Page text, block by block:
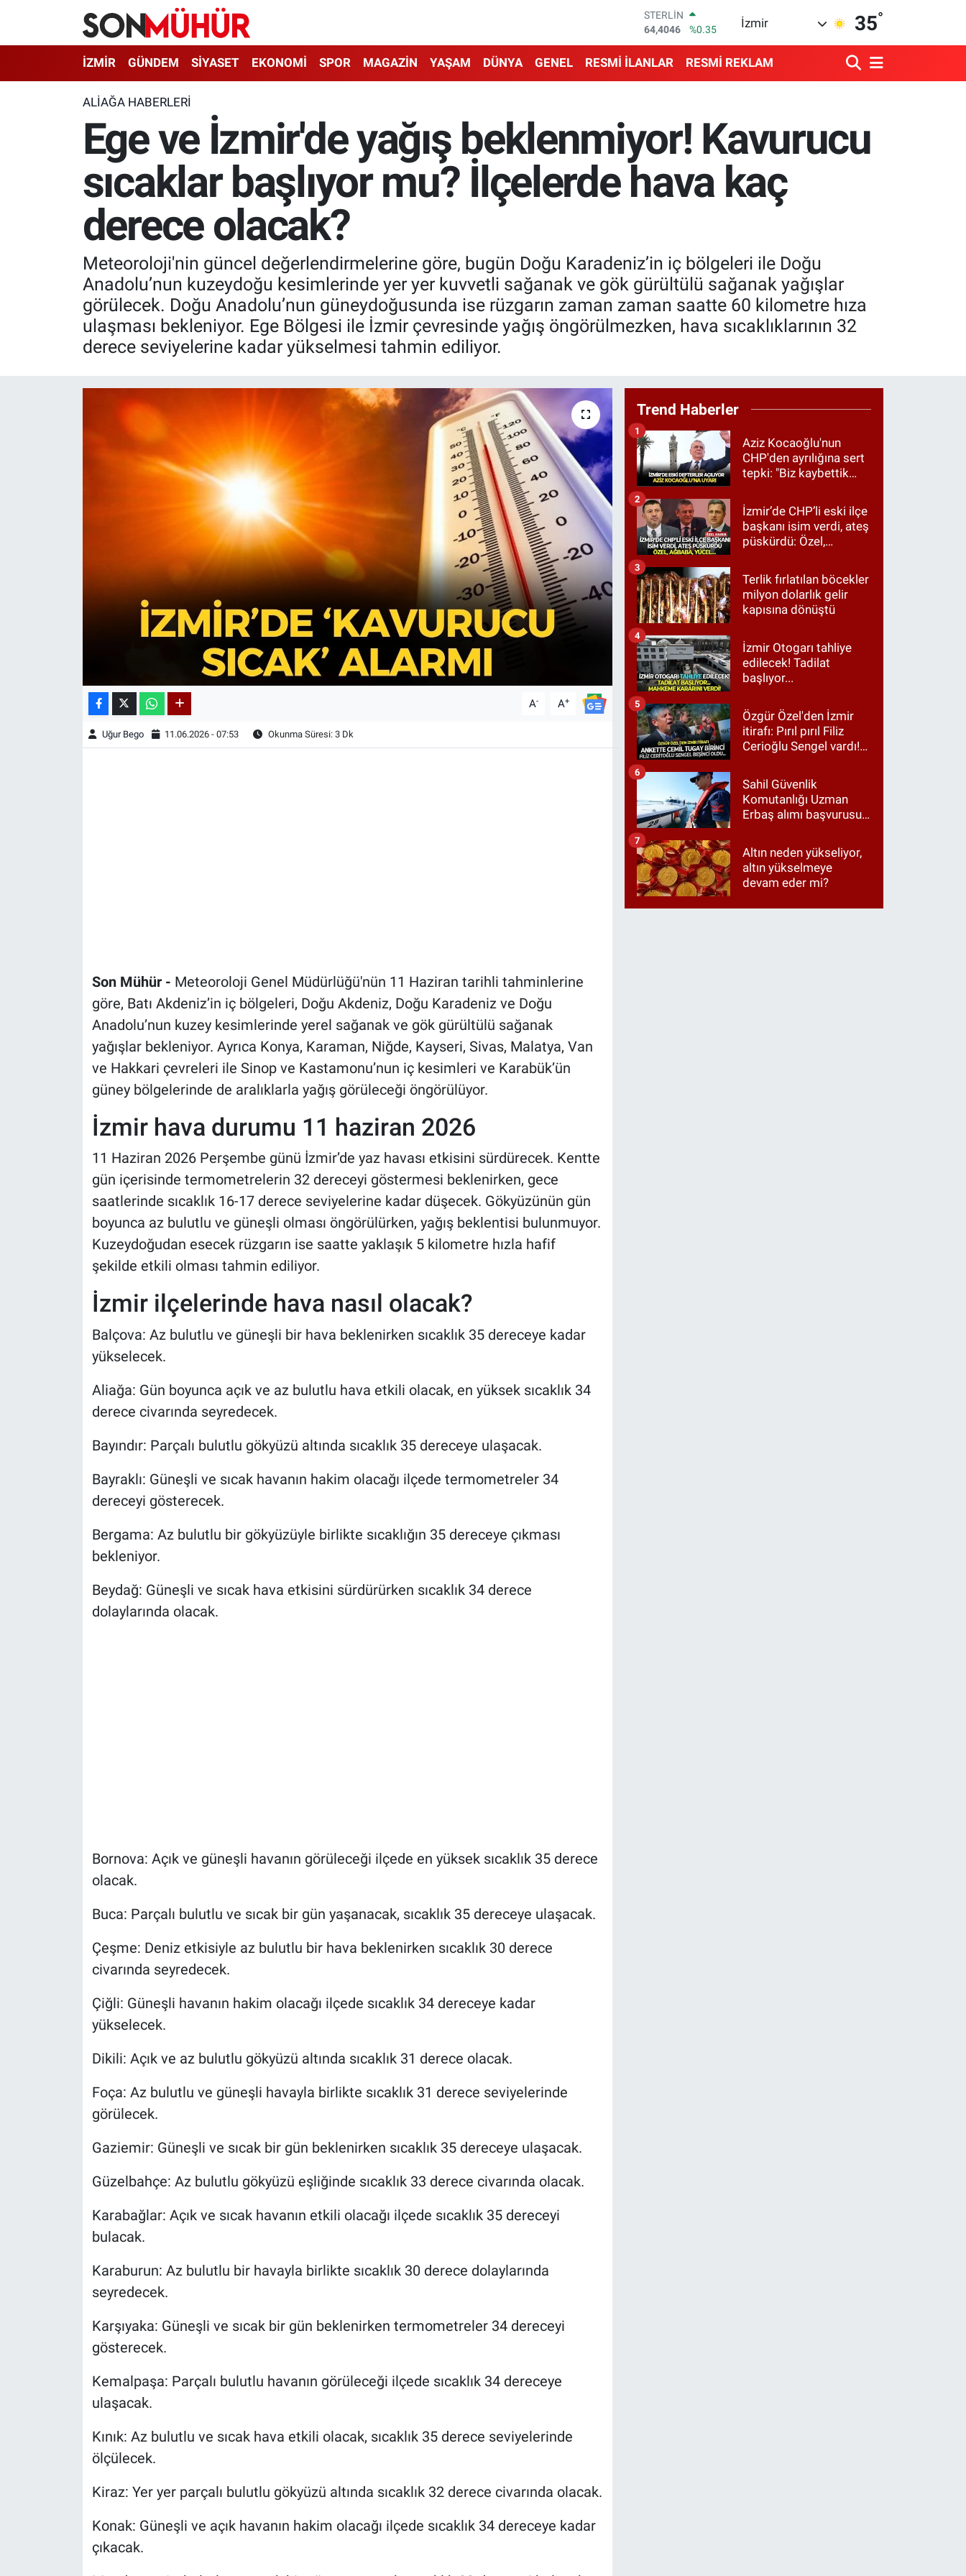
GRAM ALTIN
6618.49
%2.12
BİST100
13.773
%-19
EURO
55,1652
%0.27
64,4046
%0.35
İzmir 35°
İZMİR GÜNDEM SİYASET EKONOMİ SPOR MAGAZİN YAŞAM DÜNYA GENEL RESMİ İLANLAR RESMİ REKLAM
ALIAĞA HABERLERI
Ege ve İzmir'de yağış beklenmiyor! Kavurucu
sıcaklar başlıyor mu? İlçelerde hava kaç
derece olacak?
Meteoroloji'nin güncel değerlendirmelerine göre, bugün Doğu Karadeniz’in iç bölgeleri ile Doğu
Anadolu’nun kuzeydoğu kesimlerinde yer yer kuvvetli sağanak ve gök gürültülü sağanak yağışlar
görülecek. Doğu Anadolu’nun güneydoğusunda ise rüzgarın zaman zaman saatte 60 kilometre hıza
ulaşması bekleniyor. Ege Bölgesi ile İzmir çevresinde yağış öngörülmezken, hava sıcaklıklarının 32
derece seviyelerine kadar yükselmesi tahmin ediliyor.
A- A+
Uğur Bego 11.06.2026 - 07:53 Okunma Süresi: 3 Dk
Son Mühür - Meteoroloji Genel Müdürlüğü'nün 11 Haziran tarihli tahminlerine
göre, Batı Akdeniz’in iç bölgeleri, Doğu Akdeniz, Doğu Karadeniz ve Doğu
Anadolu’nun kuzey kesimlerinde yerel sağanak ve gök gürültülü sağanak
yağışlar bekleniyor. Ayrıca Konya, Karaman, Niğde, Kayseri, Sivas, Malatya, Van
ve Hakkari çevreleri ile Sinop ve Kastamonu’nun iç kesimleri ve Karabük’ün
güney bölgelerinde de aralıklarla yağış görüleceği öngörülüyor.
İzmir hava durumu 11 haziran 2026
11 Haziran 2026 Perşembe günü İzmir’de yaz havası etkisini sürdürecek. Kentte
gün içerisinde termometrelerin 32 dereceyi göstermesi beklenirken, gece
saatlerinde sıcaklık 16-17 derece seviyelerine kadar düşecek. Gökyüzünün gün
boyunca az bulutlu ve güneşli olması öngörülürken, yağış beklentisi bulunmuyor.
Kuzeydoğudan esecek rüzgarın ise saatte yaklaşık 5 kilometre hızla hafif
şekilde etkili olması tahmin ediliyor.
İzmir ilçelerinde hava nasıl olacak?
Balçova: Az bulutlu ve güneşli bir hava beklenirken sıcaklık 35 dereceye kadar
yükselecek.
Aliağa: Gün boyunca açık ve az bulutlu hava etkili olacak, en yüksek sıcaklık 34
derece civarında seyredecek.
Bayındır: Parçalı bulutlu gökyüzü altında sıcaklık 35 dereceye ulaşacak.
Bayraklı: Güneşli ve sıcak havanın hakim olacağı ilçede termometreler 34
dereceyi gösterecek.
Bergama: Az bulutlu bir gökyüzüyle birlikte sıcaklığın 35 dereceye çıkması
bekleniyor.
Beydağ: Güneşli ve sıcak hava etkisini sürdürürken sıcaklık 34 derece
dolaylarında olacak.
Bornova: Açık ve güneşli havanın görüleceği ilçede en yüksek sıcaklık 35 derece
olacak.
Buca: Parçalı bulutlu ve sıcak bir gün yaşanacak, sıcaklık 35 dereceye ulaşacak.
Çeşme: Deniz etkisiyle az bulutlu bir hava beklenirken sıcaklık 30 derece
civarında seyredecek.
Çiğli: Güneşli havanın hakim olacağı ilçede sıcaklık 34 dereceye kadar
yükselecek.
Dikili: Açık ve az bulutlu gökyüzü altında sıcaklık 31 derece olacak.
Foça: Az bulutlu ve güneşli havayla birlikte sıcaklık 31 derece seviyelerinde
görülecek.
Gaziemir: Güneşli ve sıcak bir gün beklenirken sıcaklık 35 dereceye ulaşacak.
Güzelbahçe: Az bulutlu gökyüzü eşliğinde sıcaklık 33 derece civarında olacak.
Karabağlar: Açık ve sıcak havanın etkili olacağı ilçede sıcaklık 35 dereceyi
bulacak.
Karaburun: Az bulutlu bir havayla birlikte sıcaklık 30 derece dolaylarında
seyredecek.
Karşıyaka: Güneşli ve sıcak bir gün beklenirken termometreler 34 dereceyi
gösterecek.
Kemalpaşa: Parçalı bulutlu havanın görüleceği ilçede sıcaklık 34 dereceye
ulaşacak.
Kınık: Az bulutlu ve sıcak hava etkili olacak, sıcaklık 35 derece seviyelerinde
ölçülecek.
Kiraz: Yer yer parçalı bulutlu gökyüzü altında sıcaklık 32 derece civarında olacak.
Konak: Güneşli ve açık havanın hakim olacağı ilçede sıcaklık 34 dereceye kadar
çıkacak.
Trend Haberler
Aziz Kocaoğlu'nun
CHP'den ayrılığına sert
tepki: "Biz kaybettik
etmedik"
1
İzmir’de CHP’li eski ilçe
başkanı isim verdi, ateş
püskürdü: Özel,
2
Terlik fırlatılan böcekler
milyon dolarlık gelir
kapısına dönüştü
3
İzmir Otogarı tahliye
edilecek! Tadilat
başlıyor...
4
Özgür Özel'den İzmir
itirafı: Pırıl pırıl Filiz
Cerioğlu Sengel vardı!
Tugay birinci çıktı
5
Sahil Güvenlik
Komutanlığı Uzman
Erbaş alımı başvurusu
başvuru şartları neler?
6
Altın neden yükseliyor,
altın yükselmeye
devam eder mi?
7
İzmir Nöbetçi Eczaneler
İzmir Hava Durumu
İzmir Namaz Vakitleri
İzmir Trafik Yoğunluk Haritası
Süper Lig Puan Durumu ve Fikstür
Tüm Manşetler
Son Dakika Haberleri
Haber Arşivi